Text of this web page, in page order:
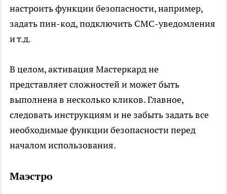
настроить функции безопасности, например,
задать пин-код, подключить СМС-уведомления
и т.д.
В целом, активация Мастеркард не
представляет сложностей и может быть
выполнена в несколько кликов. Главное,
следовать инструкциям и не забыть задать все
необходимые функции безопасности перед
началом использования.
Маэстро